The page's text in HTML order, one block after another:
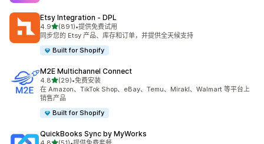
Etsy Integration ‑ DPL
4.9星（满分 5 星）
(891)
总共 891 条评论
•提供免费试用
同步您的 Etsy 产品、库存和订单，并提供全天候支持
Built for Shopify
M2E Multichannel Connect
4.8星（满分 5 星）
(29)
总共 29 条评论
•免费安装
在 Amazon、TikTok Shop、eBay、Temu、Mirakl、Walmart 等平台上
销售产品
Built for Shopify
QuickBooks Sync by MyWorks
星（满分 5 星）